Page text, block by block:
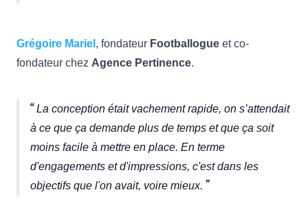
Grégoire Mariel , fondateur Footballogue et co-
fondateur chez Agence Pertinence.
La conception était vachement rapide, on s’attendait
à ce que ça demande plus de temps et que ça soit
moins facile à mettre en place. En terme
d'engagements et d'impressions, c'est dans les
objectifs que l'on avait, voire mieux.